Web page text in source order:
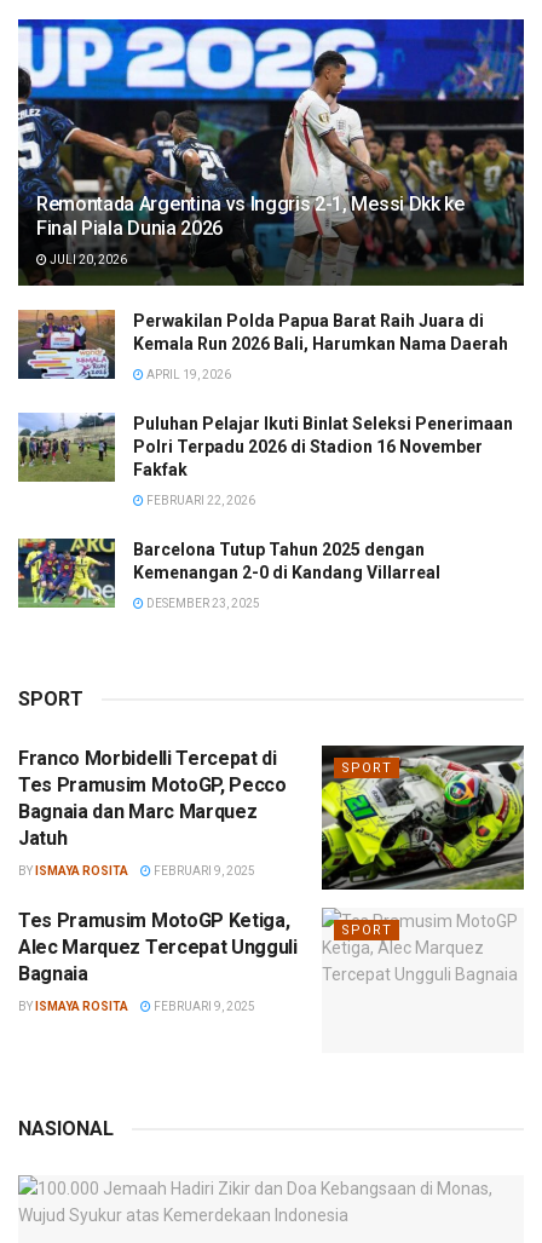
Remontada Argentina vs Inggris 2-1, Messi Dkk ke
Final Piala Dunia 2026
JULI 20, 2026
Perwakilan Polda Papua Barat Raih Juara di
Kemala Run 2026 Bali, Harumkan Nama Daerah
APRIL 19, 2026
Puluhan Pelajar Ikuti Binlat Seleksi Penerimaan
Polri Terpadu 2026 di Stadion 16 November
Fakfak
FEBRUARI 22, 2026
Barcelona Tutup Tahun 2025 dengan
Kemenangan 2-0 di Kandang Villarreal
DESEMBER 23, 2025
SPORT
SPORT
Franco Morbidelli Tercepat di
Tes Pramusim MotoGP, Pecco
Bagnaia dan Marc Marquez
Jatuh
BY ISMAYA ROSITA FEBRUARI 9, 2025
SPORT
Tes Pramusim MotoGP Ketiga,
Alec Marquez Tercepat Ungguli
Bagnaia
BY ISMAYA ROSITA FEBRUARI 9, 2025
NASIONAL